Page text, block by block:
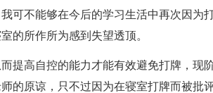
可不能够在今后的学习生活中再次因为
的所作所为感到失望透顶。
提高自控的能力才能有效避免打牌，现
的原谅，只不过因为在寝室打牌而被批